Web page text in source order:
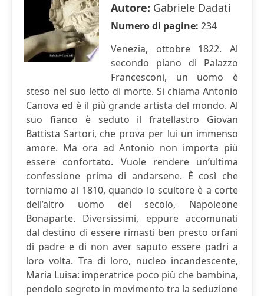
Autore: Gabriele Dadati
Numero di pagine: 234
Venezia, ottobre 1822. Al
secondo piano di Palazzo
Francesconi, un uomo è
steso nel suo letto di morte. Si chiama Antonio
Canova ed è il più grande artista del mondo. Al
suo fianco è seduto il fratellastro Giovan
Battista Sartori, che prova per lui un immenso
amore. Ma ora ad Antonio non importa più
essere confortato. Vuole rendere un’ultima
confessione prima di andarsene. È così che
torniamo al 1810, quando lo scultore è a corte
dell’altro uomo del secolo, Napoleone
Bonaparte. Diversissimi, eppure accomunati
dal destino di essere rimasti ben presto orfani
di padre e di non aver saputo essere padri a
loro volta. Tra di loro, nucleo incandescente,
Maria Luisa: imperatrice poco più che bambina,
pendolo segreto in movimento tra la seduzione